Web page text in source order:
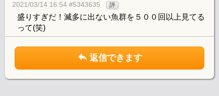
2021/03/14 16:54 #5343635 評
盛りすぎだ！滅多に出ない魚群を５００回以上見てる
って(笑)
返信できます